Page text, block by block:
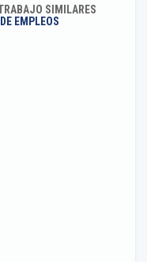
SIMILARES
EMPLEOS